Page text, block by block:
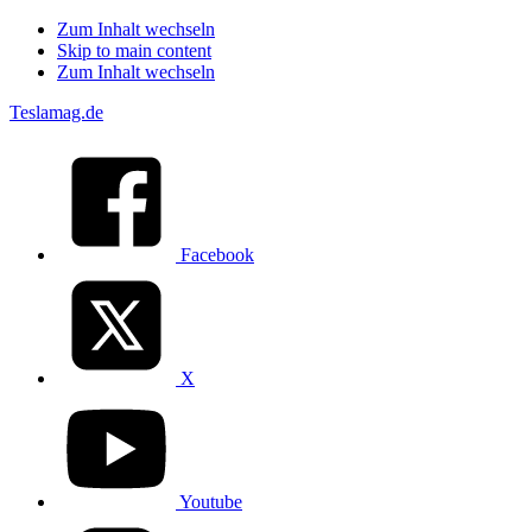
Zum Inhalt wechseln
Skip to main content
Zum Inhalt wechseln
Teslamag.de
Facebook
X
Youtube